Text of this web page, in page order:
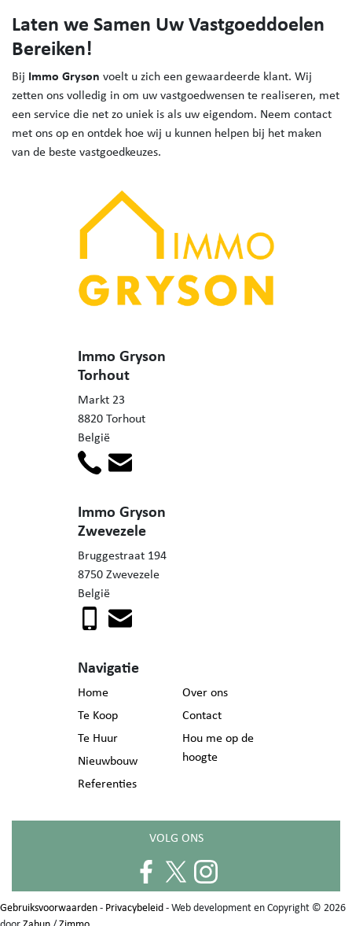
Laten we Samen Uw Vastgoeddoelen
Bereiken!
Bij Immo Gryson voelt u zicheen gewaardeerde klant. Wij
zetten ons volledig in om uw vastgoedwensen te realiseren, met
een service die net zo uniek is als uw eigendom. Neem contact
met ons op en ontdek hoe wij u kunnen helpen bij het maken
van de beste vastgoedkeuzes.
Immo Gryson
Torhout
Markt 23
8820 Torhout
België
Immo Gryson
Zwevezele
Bruggestraat 194
8750 Zwevezele
België
Navigatie
Home
Te Koop
Te Huur
Nieuwbouw
Referenties
Over ons
Contact
Hou me op de
hoogte
VOLG ONS
Gebruiksvoorwaarden- Privacybeleid- Web development en Copyright © 2026